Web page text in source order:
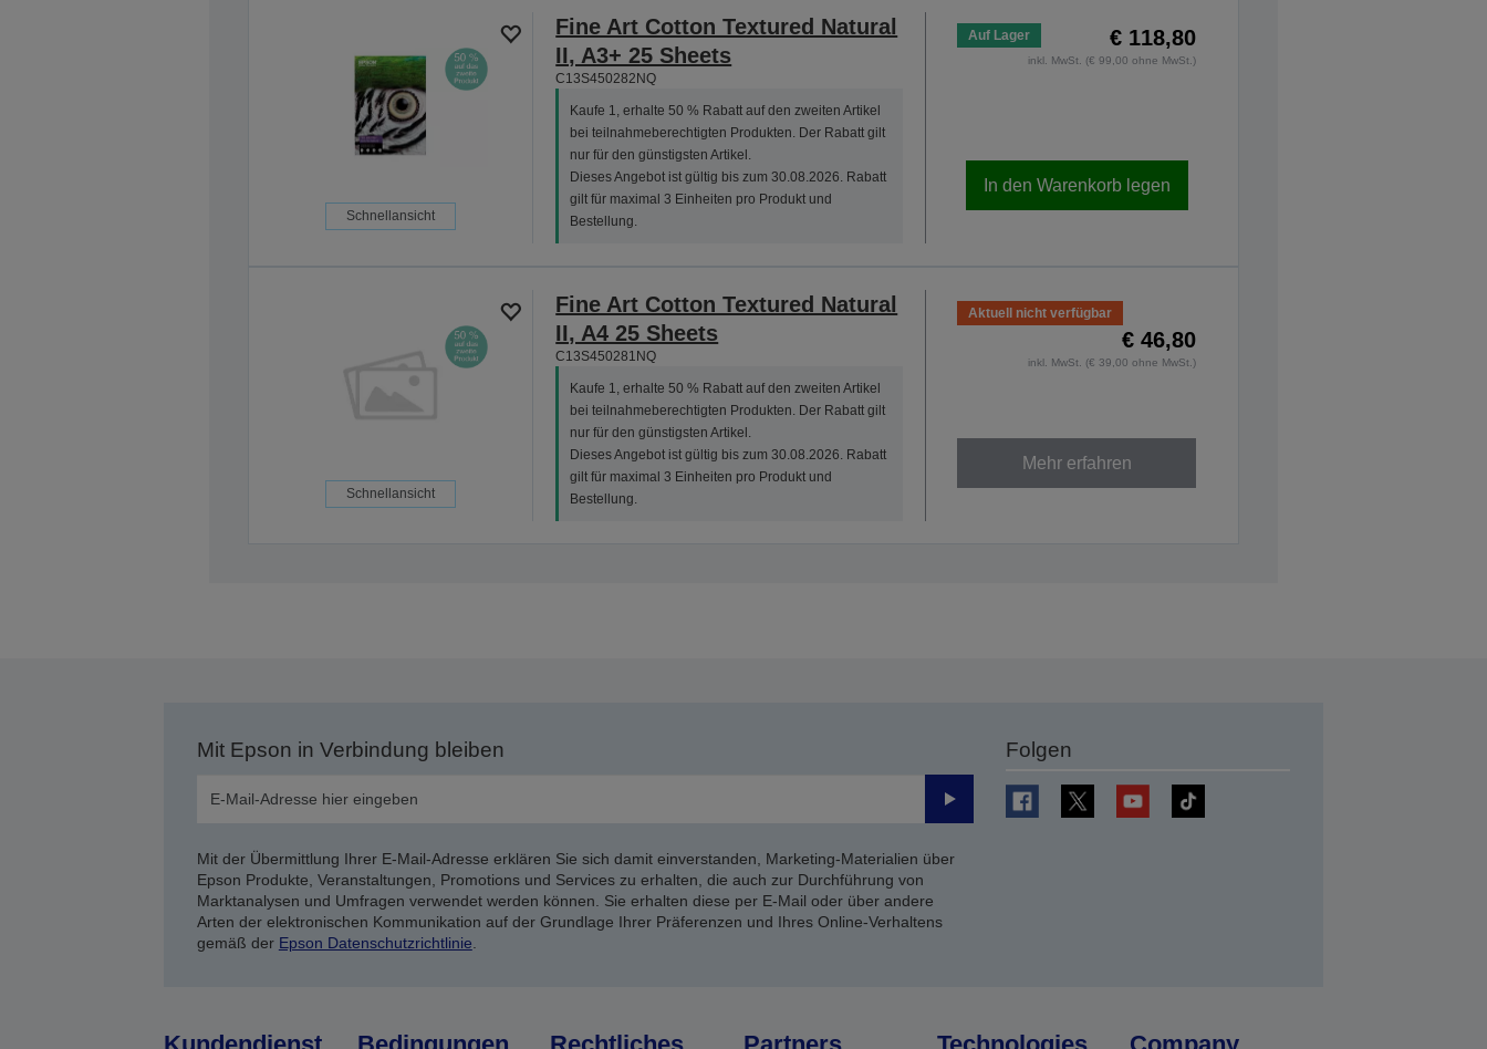
Schnellansicht
Fine Art Cotton Textured Natural
II, A3+ 25 Sheets
C13S450282NQ
Kaufe 1, erhalte 50 % Rabatt auf den zweiten Artikel
bei teilnahmeberechtigten Produkten. Der Rabatt gilt
nur für den günstigsten Artikel.
Dieses Angebot ist gültig bis zum 30.08.2026. Rabatt
gilt für maximal 3 Einheiten pro Produkt und
Bestellung.
Auf Lager € 118,80
inkl. MwSt. (€ 99,00 ohne MwSt.)
In den Warenkorb legen
Schnellansicht
Fine Art Cotton Textured Natural
II, A4 25 Sheets
C13S450281NQ
Kaufe 1, erhalte 50 % Rabatt auf den zweiten Artikel
bei teilnahmeberechtigten Produkten. Der Rabatt gilt
nur für den günstigsten Artikel.
Dieses Angebot ist gültig bis zum 30.08.2026. Rabatt
gilt für maximal 3 Einheiten pro Produkt und
Bestellung.
Aktuell nicht verfügbar
€ 46,80
inkl. MwSt. (€ 39,00 ohne MwSt.)
Mehr erfahren
Mit Epson in Verbindung bleiben
Senden
Mit der Übermittlung Ihrer E-Mail-Adresse erklären Sie sich damit einverstanden, Marketing-Materialien über
Epson Produkte, Veranstaltungen, Promotions und Services zu erhalten, die auch zur Durchführung von
Marktanalysen und Umfragen verwendet werden können. Sie erhalten diese per E-Mail oder über andere
Arten der elektronischen Kommunikation auf der Grundlage Ihrer Präferenzen und Ihres Online-Verhaltens
gemäß der Epson Datenschutzrichtlinie
Folgen